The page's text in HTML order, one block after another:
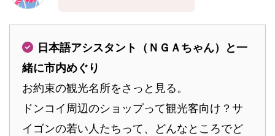
日本語アシスタント（ＮＧＡちゃん）と一
緒に市内めぐり
お約束の観光名所をさっと見る。
ドンコイ周辺のショップって観光客向け？サ
イゴンの若い人たちって、どんなところでど